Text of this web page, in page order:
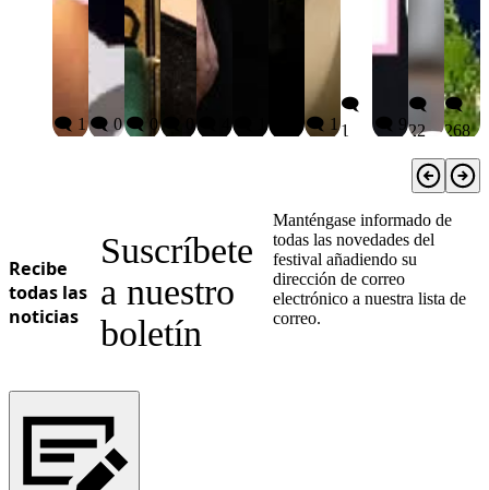
🗨️ 1 🗨️ 0 🗨️ 0 🗨️ 1
🗨️
1
🗨️ 9
🗨️
22
🗨️
268
Recibe
todas las
noticias
Suscríbete
a nuestro
boletín
Manténgase informado de
todas las novedades del
festival añadiendo su
dirección de correo
electrónico a nuestra lista de
correo.